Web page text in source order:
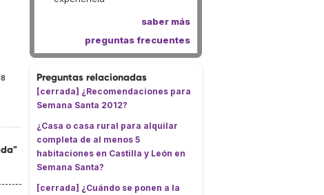
saber más
preguntas frecuentes
Preguntas relacionadas
[cerrada] ¿Recomendaciones para
Semana Santa 2012?
¿Casa o casa rural para alquilar
completa de al menos 5
habitaciones en Castilla y León en
Semana Santa?
[cerrada] ¿Cuándo se ponen a la